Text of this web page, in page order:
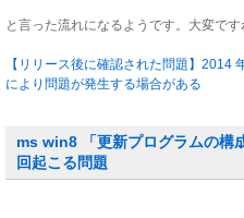
と言った流れになるようです。大変で
【リリース後に確認された問題】2014
により問題が発生する場合がある
ms win8 「更新プログラムの構
回起こる問題